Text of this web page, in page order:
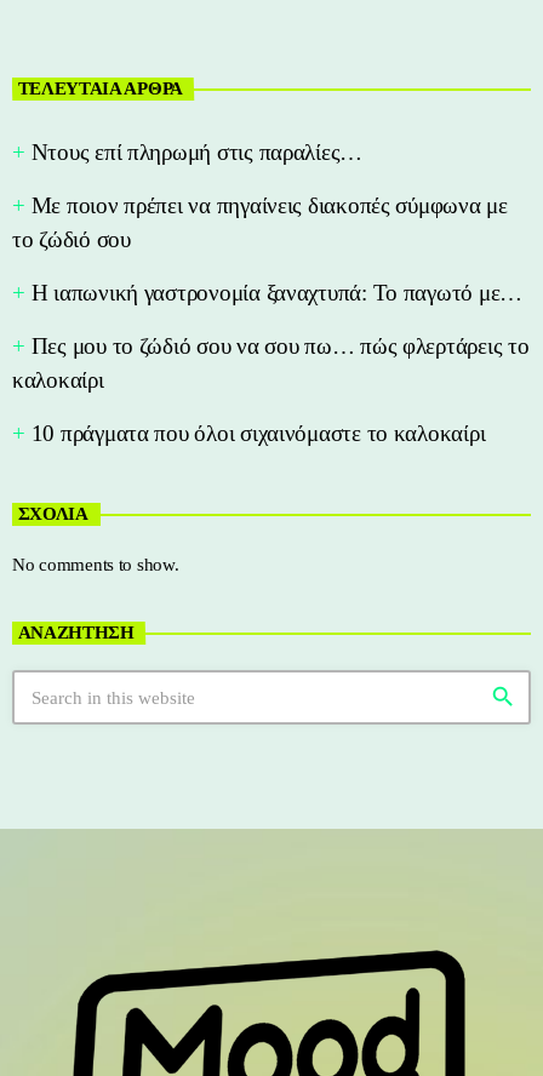
ΤΕΛΕΥΤΑΙΑ ΑΡΘΡΑ
Nτους επί πληρωμή στις παραλίες…
Με ποιον πρέπει να πηγαίνεις διακοπές σύμφωνα με
το ζώδιό σου
Η ιαπωνική γαστρονομία ξαναχτυπά: Το παγωτό με…
Πες μου το ζώδιό σου να σου πω… πώς φλερτάρεις το
καλοκαίρι
10 πράγματα που όλοι σιχαινόμαστε το καλοκαίρι
ΣΧΟΛΙΑ
No comments to show.
ΑΝΑΖΗΤΗΣΗ
search